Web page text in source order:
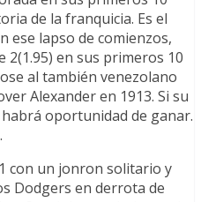
de la franquicia. Es el
ese lapso de comienzos,
2(1.95) en sus primeros 10
al también venezolano
Alexander en 1913. Si su
oportunidad de ganar.
con un jonron solitario y
Dodgers en derrota de